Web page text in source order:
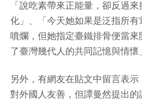
「說吃素帶來正能量，卻反過
化」、「今天她如果是泛指所有
噴爛，但她指定臺鐵排骨便當來
了臺灣幾代人的共同記憶與情懷
另外，有網友在貼文中留言表
對外國人友善，但譚曼然提出